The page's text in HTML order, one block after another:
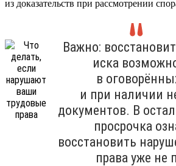
из доказательств при рассмотрении
Важно:
иска
в
и при наличии
документов. В
просрочка
восстановить
права уже не